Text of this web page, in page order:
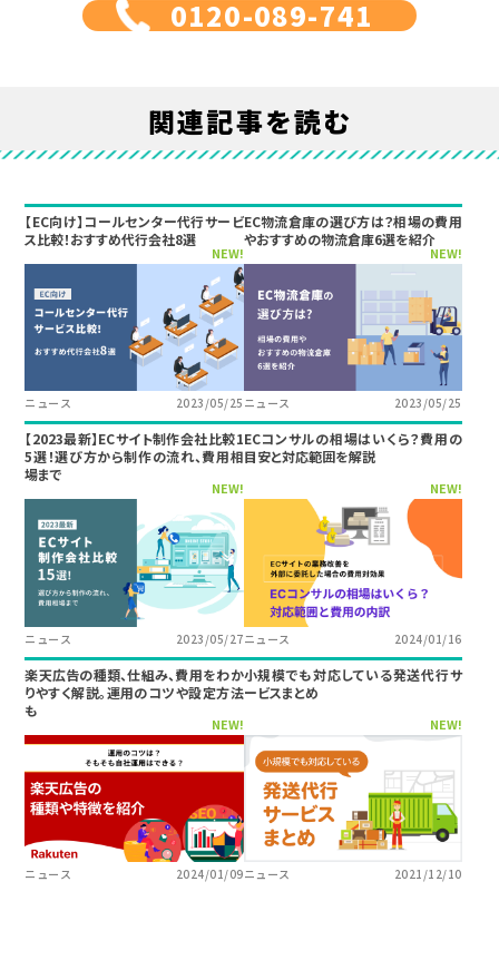
0120-089-741
関連記事を読む
【EC向け】コールセンター代行サービ
ス比較！おすすめ代行会社8選
NEW!
ニュース 2023/05/25
EC物流倉庫の選び方は？相場の費用
やおすすめの物流倉庫6選を紹介
NEW!
ニュース 2023/05/25
【2023最新】ECサイト制作会社比較1
5選！選び方から制作の流れ、費用相
場まで
NEW!
ニュース 2023/05/27
ECコンサルの相場はいくら？費用の
目安と対応範囲を解説
NEW!
ニュース 2024/01/16
楽天広告の種類、仕組み、費用をわか
りやすく解説。運用のコツや設定方法
も
NEW!
ニュース 2024/01/09
小規模でも対応している発送代行サ
ービスまとめ
NEW!
ニュース 2021/12/10